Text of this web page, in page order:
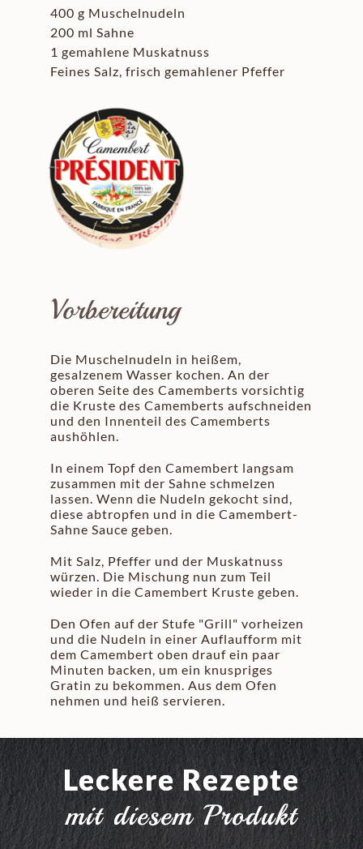
400 g Muschelnudeln
200 ml Sahne
1 gemahlene Muskatnuss
Feines Salz, frisch gemahlener Pfeffer
Vorbereitung
Die Muschelnudeln in heißem,
gesalzenem Wasser kochen. An der
oberen Seite des Camemberts vorsichtig
die Kruste des Camemberts aufschneiden
und den Innenteil des Camemberts
aushöhlen.
In einem Topf den Camembert langsam
zusammen mit der Sahne schmelzen
lassen. Wenn die Nudeln gekocht sind,
diese abtropfen und in die Camembert-
Sahne Sauce geben.
Mit Salz, Pfeffer und der Muskatnuss
würzen. Die Mischung nun zum Teil
wieder in die Camembert Kruste geben.
Den Ofen auf der Stufe "Grill" vorheizen
und die Nudeln in einer Auflaufform mit
dem Camembert oben drauf ein paar
Minuten backen, um ein knuspriges
Gratin zu bekommen. Aus dem Ofen
nehmen und heiß servieren.
Leckere Rezepte
mit diesem Produkt